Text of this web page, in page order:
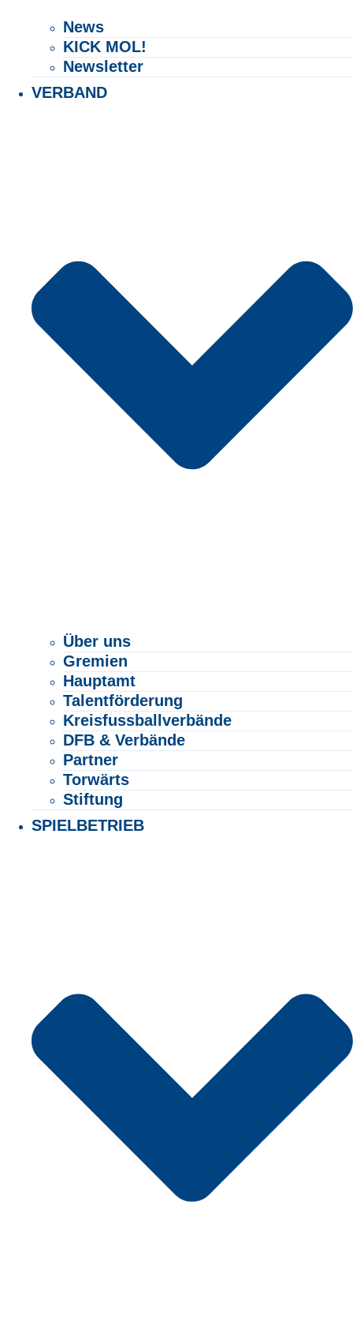
News
KICK MOL!
Newsletter
VERBAND
Über uns
Gremien
Hauptamt
Talentförderung
Kreisfussballverbände
DFB & Verbände
Partner
Torwärts
Stiftung
SPIELBETRIEB